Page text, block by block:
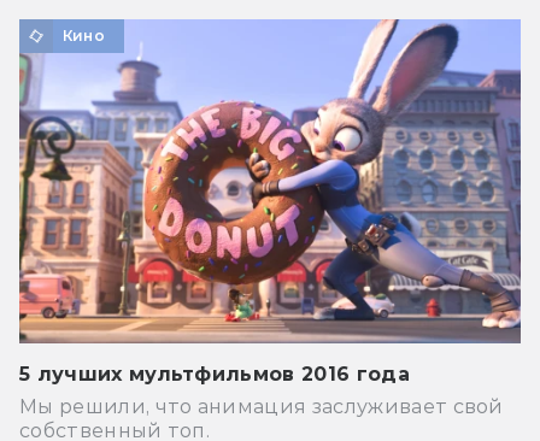
Кино
5 лучших мультфильмов 2016 года
Мы решили, что анимация заслуживает свой
собственный топ.